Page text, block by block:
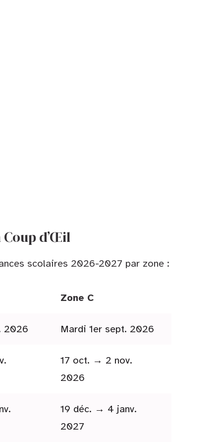
Coup d’Œil
scolaires 2026-2027 par zone :
Zone C
2026 Mardi 1er sept. 2026
17 oct. → 2 nov.
2026
19 déc. → 4 janv.
2027